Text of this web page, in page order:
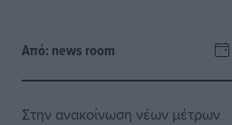
Από: news room
Στην ανακοίνωση νέων μέτρων